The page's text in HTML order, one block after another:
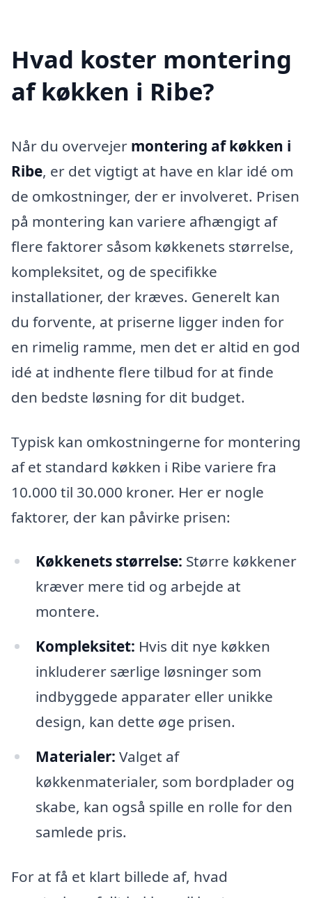
Hvad koster montering
af køkken i Ribe?
Når du overvejer montering af køkken i
Ribe, er det vigtigt at have en klar idé om
de omkostninger, der er involveret. Prisen
på montering kan variere afhængigt af
flere faktorer såsom køkkenets størrelse,
kompleksitet, og de specifikke
installationer, der kræves. Generelt kan
du forvente, at priserne ligger inden for
en rimelig ramme, men det er altid en god
idé at indhente flere tilbud for at finde
den bedste løsning for dit budget.
Typisk kan omkostningerne for montering
af et standard køkken i Ribe variere fra
10.000 til 30.000 kroner. Her er nogle
faktorer, der kan påvirke prisen:
Køkkenets størrelse: Større køkkener
kræver mere tid og arbejde at
montere.
Kompleksitet: Hvis dit nye køkken
inkluderer særlige løsninger som
indbyggede apparater eller unikke
design, kan dette øge prisen.
Materialer: Valget af
køkkenmaterialer, som bordplader og
skabe, kan også spille en rolle for den
samlede pris.
For at få et klart billede af, hvad